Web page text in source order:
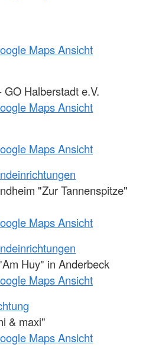
Maps Ansicht
Halberstadt e.V.
Maps Ansicht
Maps Ansicht
"Zur Tannenspitze"
Maps Ansicht
Huy" in Anderbeck
Maps Ansicht
& maxi"
Maps Ansicht